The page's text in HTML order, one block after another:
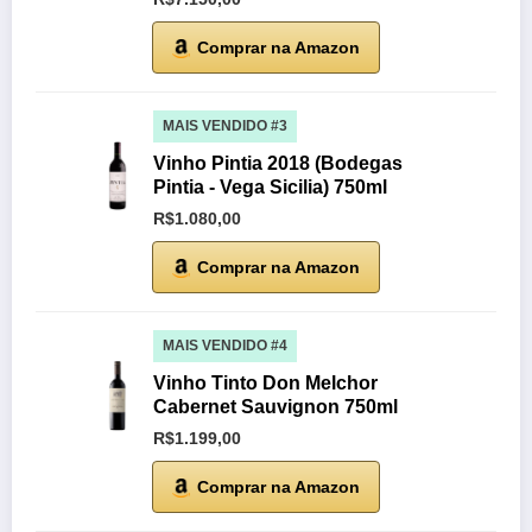
Comprar na Amazon
MAIS VENDIDO #3
Vinho Pintia 2018 (Bodegas
Pintia - Vega Sicilia) 750ml
R$1.080,00
Comprar na Amazon
MAIS VENDIDO #4
Vinho Tinto Don Melchor
Cabernet Sauvignon 750ml
R$1.199,00
Comprar na Amazon